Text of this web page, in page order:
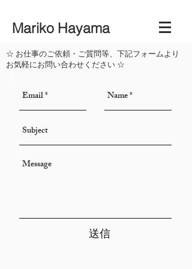
Mariko Hayama
☆ お仕事のご依頼・ご質問等、下記フォームより
お気軽にお問い合わせください ☆
送信